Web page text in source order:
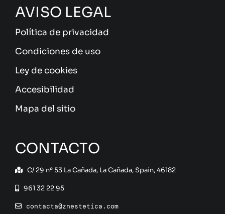
AVISO LEGAL
Política de privacidad
Condiciones de uso
Ley de cookies
Accesibilidad
Mapa del sitio
CONTACTO
C/ 29 nº 53 La Cañada, La Cañada, Spain, 46182
961 32 22 95
contacta@znestetica.com